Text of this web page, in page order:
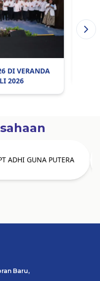
DI VERANDA
2026
GUNA PUTERA
Baru,